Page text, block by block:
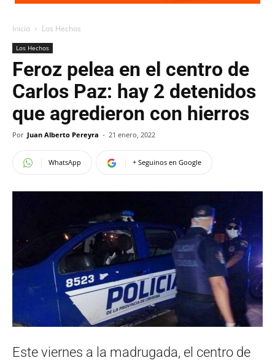
Inicio Los Hechos
Los Hechos
Feroz pelea en el centro de
Carlos Paz: hay 2 detenidos
que agredieron con hierros
Por Juan Alberto Pereyra - 21 enero, 2022
WhatsApp + Seguinos en Google
Este viernes a la madrugada, el centro de